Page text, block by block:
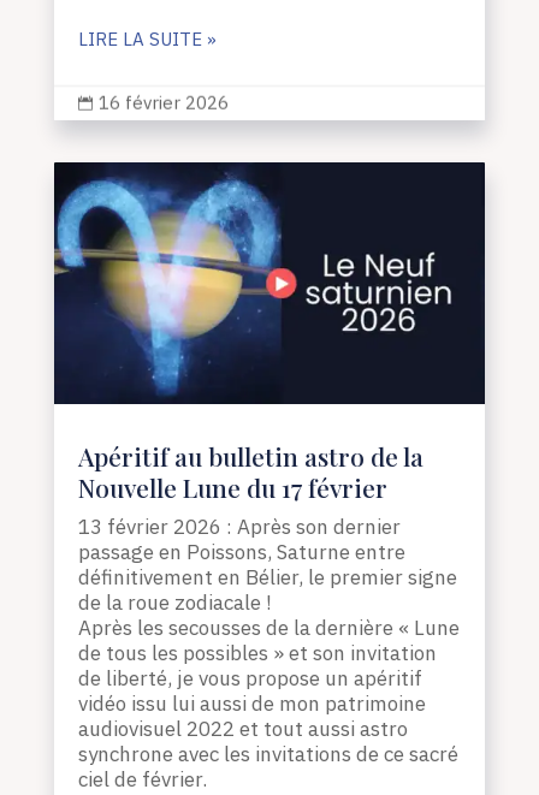
LIRE LA SUITE »
 16 février 2026
Apéritif au bulletin astro de la
Nouvelle Lune du 17 février
13 février 2026 : Après son dernier
passage en Poissons, Saturne entre
définitivement en Bélier, le premier signe
de la roue zodiacale !
Après les secousses de la dernière « Lune
de tous les possibles » et son invitation
de liberté, je vous propose un apéritif
vidéo issu lui aussi de mon patrimoine
audiovisuel 2022 et tout aussi astro
synchrone avec les invitations de ce sacré
ciel de février.